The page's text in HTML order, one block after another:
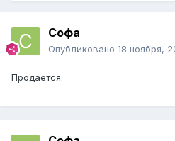
Софа
Опубликовано 18 ноября,
Продается.